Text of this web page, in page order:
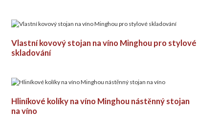
Vlastní kovový stojan na víno Minghou pro stylové
skladování
Hliníkové kolíky na víno Minghou nástěnný stojan
na víno